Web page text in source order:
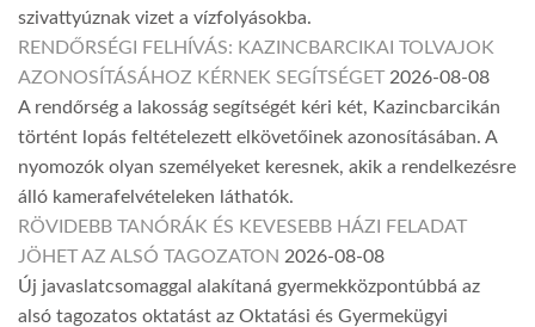
szivattyúznak vizet a vízfolyásokba.
RENDŐRSÉGI FELHÍVÁS: KAZINCBARCIKAI TOLVAJOK
AZONOSÍTÁSÁHOZ KÉRNEK SEGÍTSÉGET 2026-08-08
A rendőrség a lakosság segítségét kéri két, Kazincbarcikán
történt lopás feltételezett elkövetőinek azonosításában. A
nyomozók olyan személyeket keresnek, akik a rendelkezésre
álló kamerafelvételeken láthatók.
RÖVIDEBB TANÓRÁK ÉS KEVESEBB HÁZI FELADAT
JÖHET AZ ALSÓ TAGOZATON 2026-08-08
Új javaslatcsomaggal alakítaná gyermekközpontúbbá az
alsó tagozatos oktatást az Oktatási és Gyermekügyi